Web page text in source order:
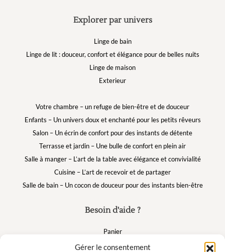
Gérer le consentement
Besoin d'aide ?
Panier
FAQ
Explorer par univers
Linge de bain
Linge de lit : douceur, confort et élégance pour de belles nuits
Linge de maison
Exterieur
Votre chambre – un refuge de bien-être et de douceur
Enfants – Un univers doux et enchanté pour les petits rêveurs
Salon – Un écrin de confort pour des instants de détente
Terrasse et jardin – Une bulle de confort en plein air
Salle à manger – L’art de la table avec élégance et convivialité
Cuisine – L’art de recevoir et de partager
Salle de bain – Un cocon de douceur pour des instants bien-être